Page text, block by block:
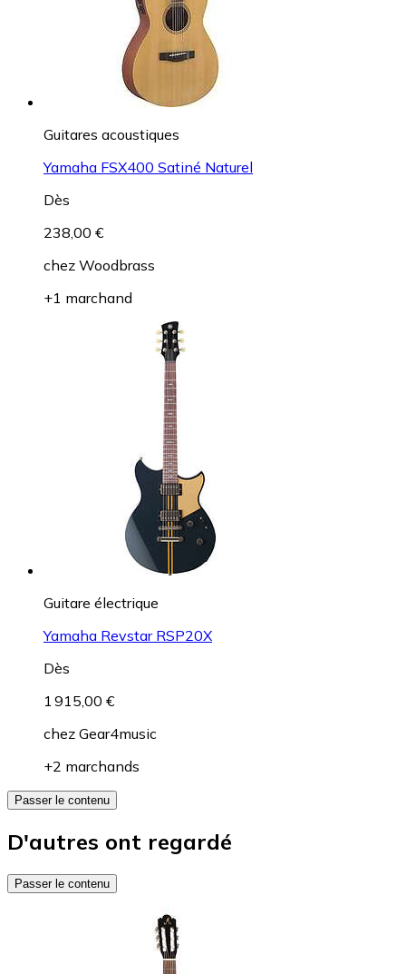
Guitares acoustiques
Yamaha FSX400 Satiné Naturel
Dès
238,00 €
chez Woodbrass
+1 marchand
Guitare électrique
Yamaha Revstar RSP20X
Dès
1 915,00 €
chez Gear4music
+2 marchands
Passer le contenu
D'autres ont regardé
Passer le contenu